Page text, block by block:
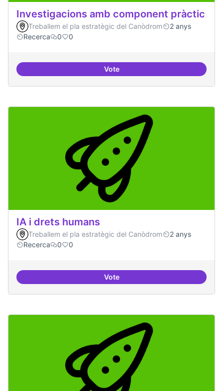
Investigacions amb component pràctic
Treballem el pla estratègic del Canòdrom
2 anys
Recerca
0 0
VoteInvestigacions amb component
IA i drets humans
Treballem el pla estratègic del Canòdrom
2 anys
Recerca
0 0
VoteIA i drets humans